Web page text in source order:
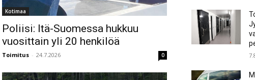
Kotimaa
Poliisi: Itä-Suomessa hukkuu
vuosittain yli 20 henkilöä
Toimitus - 24.7.2026 0